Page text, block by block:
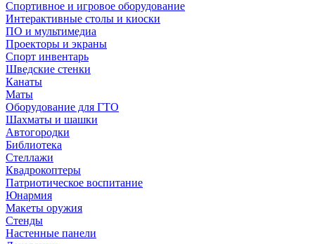
Спортивное и игровое оборудование
Интерактивные столы и киоски
ПО и мультимедиа
Проекторы и экраны
Спорт инвентарь
Шведские стенки
Канаты
Маты
Оборудование для ГТО
Шахматы и шашки
Автогородки
Библиотека
Стеллажи
Квадрокоптеры
Патриотическое воспитание
Юнармия
Макеты оружия
Стенды
Настенные панели